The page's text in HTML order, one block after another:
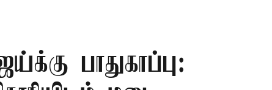
பாதுகாப்பு: